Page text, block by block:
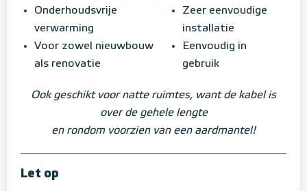
Onderhoudsvrije
verwarming
Voor zowel nieuwbouw
als renovatie
Zeer eenvoudige
installatie
Eenvoudig in
gebruik
Ook geschikt voor natte ruimtes, want de kabel is
over de gehele lengte
en rondom voorzien van een aardmantel!
Let op